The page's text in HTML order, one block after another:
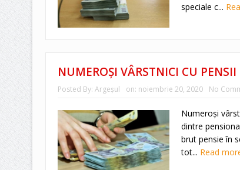
speciale c...
NUMEROȘI VÂRSTNICI CU
Posted By: Argeşul on: noiembrie 20, 2020 No
Numeroşi
dintre
brut pensie în
tot... Read